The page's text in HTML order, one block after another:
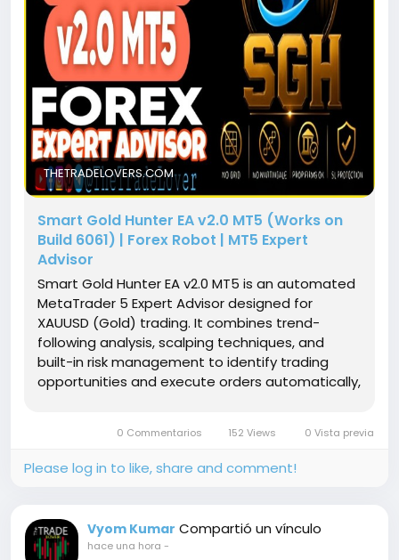
THETRADELOVERS.COM
Smart Gold Hunter EA v2.0 MT5 (Works on
Build 6061) | Forex Robot | MT5 Expert
Advisor
Smart Gold Hunter EA v2.0 MT5 is an automated
MetaTrader 5 Expert Advisor designed for
XAUUSD (Gold) trading. It combines trend-
following analysis, scalping techniques, and
built-in risk management to identify trading
opportunities and execute orders automatically,
0 Commentarios 152 Views 0 Vista previa
Please log in to like, share and comment!
Vyom Kumar Compartió un vínculo
hace una hora -